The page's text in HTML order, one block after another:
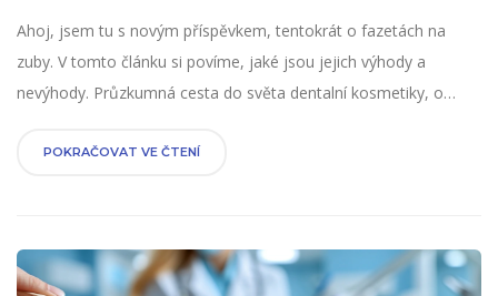
Ahoj, jsem tu s novým příspěvkem, tentokrát o fazetách na
zuby. V tomto článku si povíme, jaké jsou jejich výhody a
nevýhody. Průzkumná cesta do světa dentalní kosmetiky, o
fazety dobrým řešením pro vás. Tak pojďte se mnou tento svět
POKRAČOVAT VE ČTENÍ